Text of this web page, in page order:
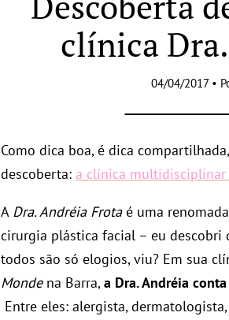
clínica
04/04/2017 •
Como dica boa, é dica
descoberta: a clínica multidisciplinar
A Dra. Andréia Frotaé uma
cirurgia plástica facial – eu descobri
todos são só elogios, viu? Em sua
Mondena Barra,a Dra. Andréia
Entre eles: alergista,